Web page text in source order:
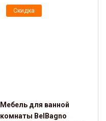
Скидка
Мебель для ванной
комнаты BelBagno